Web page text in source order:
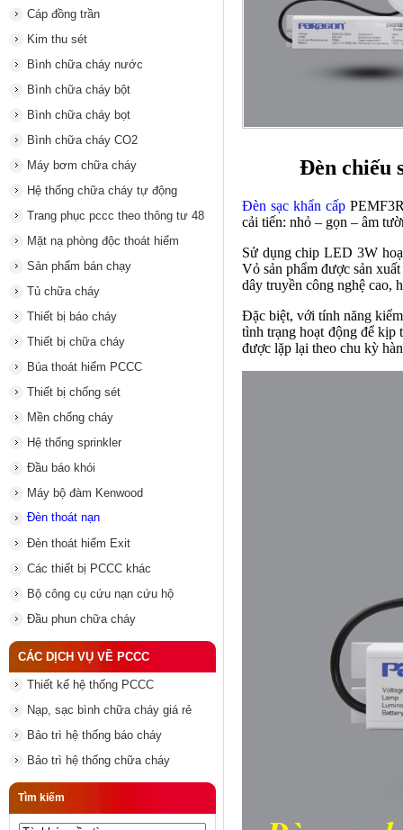
Cáp đồng trần
Kim thu sét
Bình chữa cháy nước
Bình chữa cháy bột
Bình chữa cháy bọt
Bình chữa cháy CO2
Máy bơm chữa cháy
Hệ thống chữa cháy tự động
Trang phục pccc theo thông tư 48
Mặt nạ phòng độc thoát hiểm
Sản phẩm bán chạy
Tủ chữa cháy
Thiết bị báo cháy
Thiết bị chữa cháy
Búa thoát hiểm PCCC
Thiết bị chống sét
Mền chống cháy
Hệ thống sprinkler
Đầu báo khói
Máy bộ đàm Kenwood
Đèn thoát nạn
Đèn thoát hiểm Exit
Các thiết bị PCCC khác
Bộ công cụ cứu nạn cứu hộ
Đầu phun chữa cháy
CÁC DỊCH VỤ VỀ PCCC
Thiết kế hệ thống PCCC
Nạp, sạc bình chữa cháy giá rẻ
Bảo trì hệ thống báo cháy
Bảo trì hệ thống chữa cháy
Tìm kiếm
Đèn chiếu
Đèn sạc khẩn cấp
cải tiến: nhỏ – gọn – âm
Sử dụng chip LED 3W
Vỏ sản phẩm được sản
dây truyền công nghệ cao,
Đặc biệt, với tính năng
tình trạng hoạt động để kịp
được lặp lại theo chu kỳ